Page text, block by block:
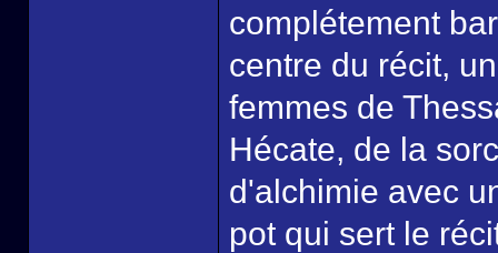
complétement
centre du récit,
femmes de
Hécate, de la
d'alchimie avec
pot qui sert le